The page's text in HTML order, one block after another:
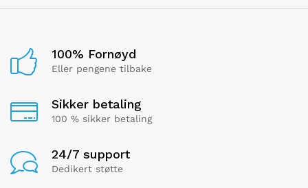
100% Fornøyd
Eller pengene tilbake
Sikker betaling
100 % sikker betaling
24/7 support
Dedikert støtte